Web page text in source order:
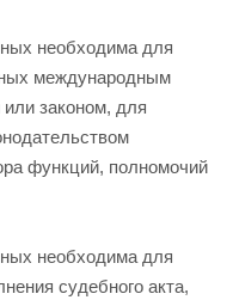
необходима для
международным
законом, для
функций, полномочий
необходима для
судебного акта,